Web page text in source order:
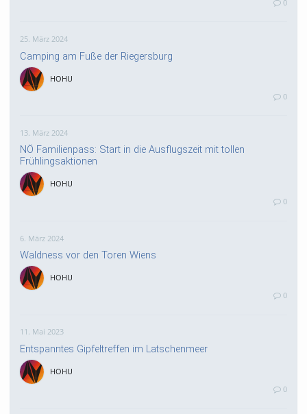
0
25. März 2024
Camping am Fuße der Riegersburg
HOHU
0
13. März 2024
NÖ Familienpass: Start in die Ausflugszeit mit tollen
Frühlingsaktionen
HOHU
0
6. März 2024
Waldness vor den Toren Wiens
HOHU
0
11. Mai 2023
Entspanntes Gipfeltreffen im Latschenmeer
HOHU
0